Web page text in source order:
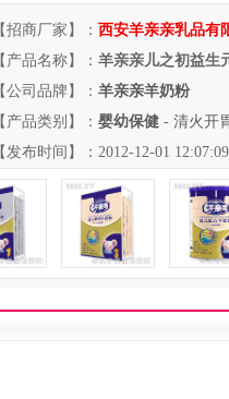
【招商厂家】： 西安羊亲亲乳品有
【产品名称】： 羊亲亲儿之初益生
【公司品牌】： 羊亲亲羊奶粉
【产品类别】： 婴幼保健 - 清火开
【发布时间】：2012-12-01 12:07:09